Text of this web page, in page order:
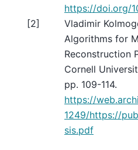
https://doi.org/
[2]
Vladimir
Algorithms for
Reconstruction
Cornell
pp. 109-114.
https://
1249/https://
sis.pdf